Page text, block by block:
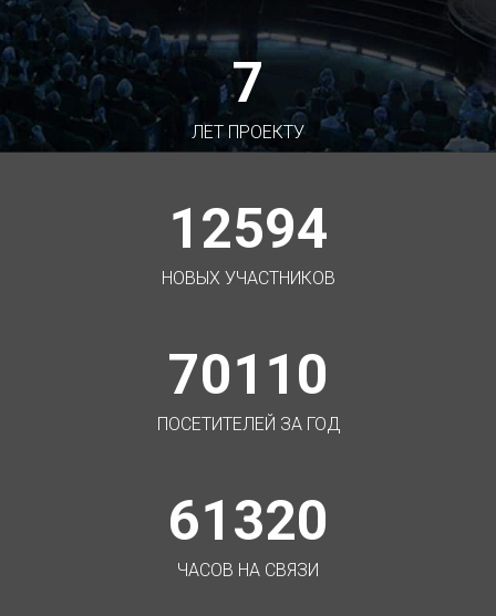
7
ЛЕТ ПРОЕКТУ
12594
НОВЫХ УЧАСТНИКОВ
70110
ПОСЕТИТЕЛЕЙ ЗА ГОД
61320
ЧАСОВ НА СВЯЗИ